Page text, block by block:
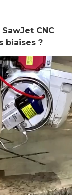
CNC
biaises ?